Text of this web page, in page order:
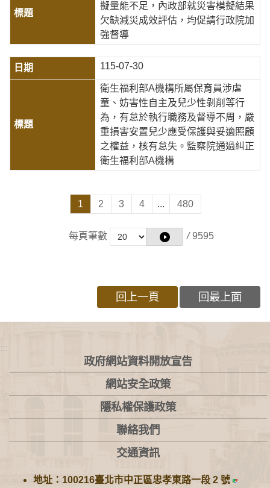
擬量能不足，內政部就災害模擬結果
欠缺減災成效評估，均促請行政院加
強督導
115-07-30
衛生福利部A機構所屬保育員涉虐
童、妨害性自主及兒少性剝削等行
為，有怠於執行職務及督導不周，嚴
重損害安置兒少應受保護與妥適照顧
之權益，核有怠失。監察院通過糾正
衛生福利部A機構
1 2 3 4 ... 480
每頁筆數 / 9595
回上一頁 回最上面
:::
政府網站資料開放宣告
網站安全政策
隱私權保護政策
聯絡我們
交通資訊
地址：100216臺北市中正區忠孝東路一段 2 號